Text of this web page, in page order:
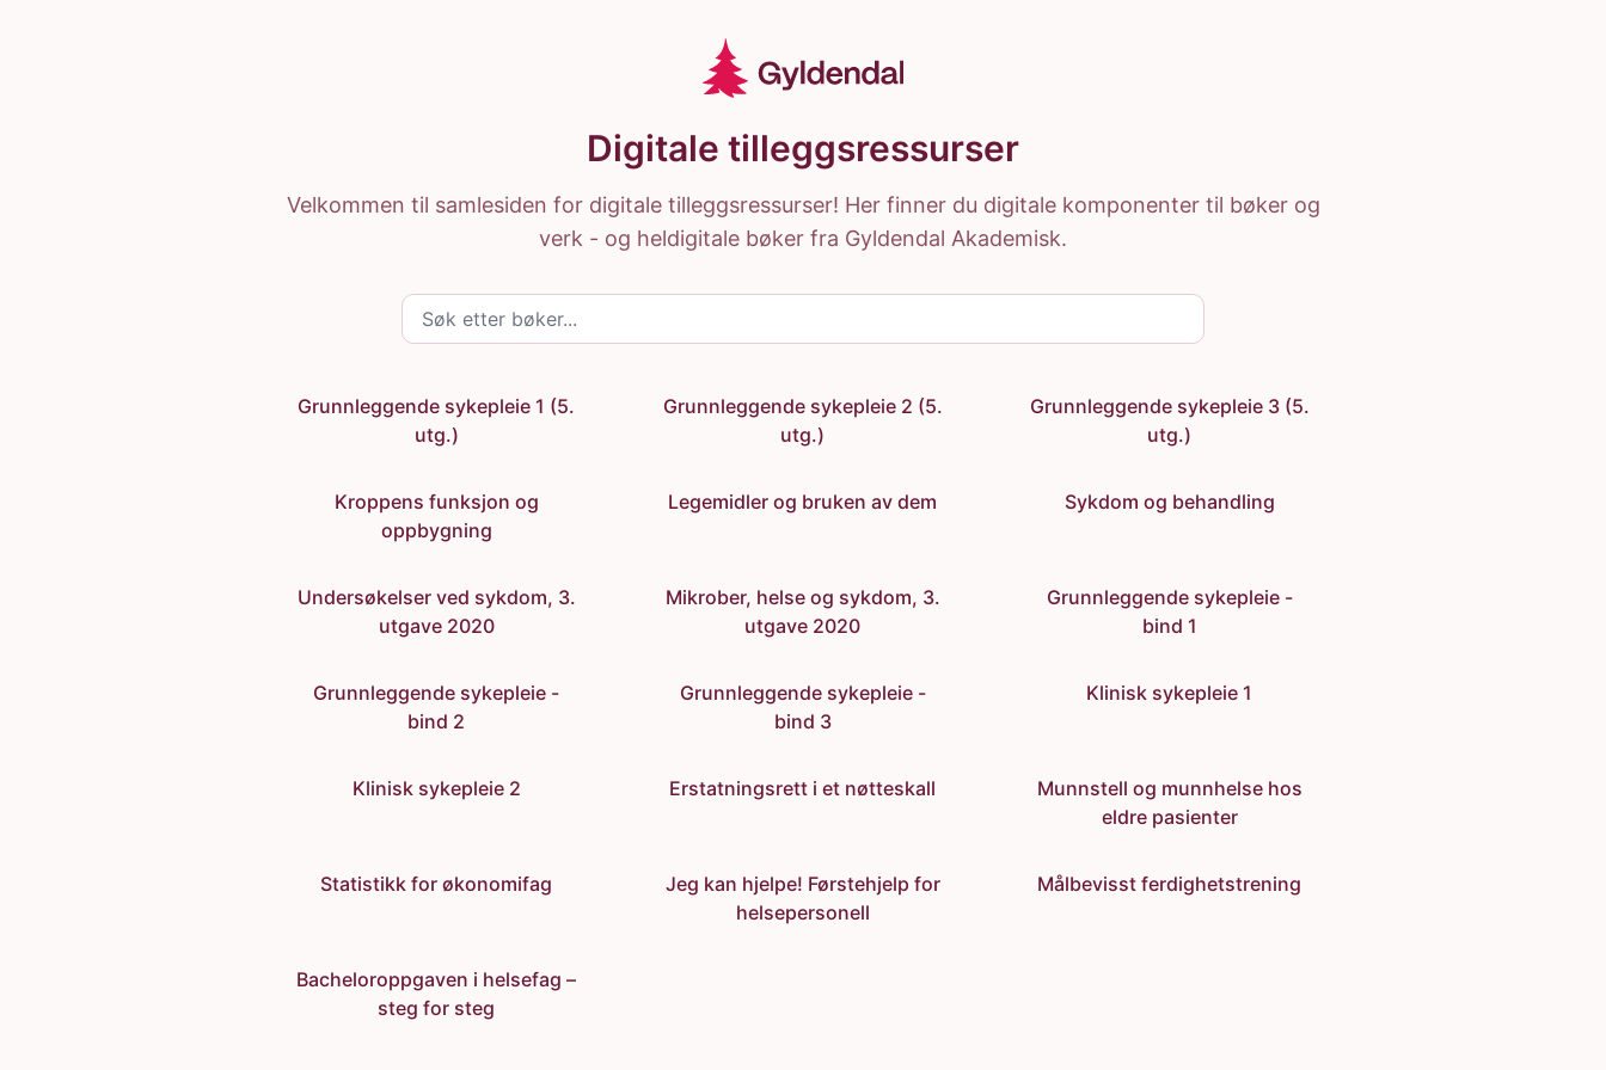
Digitale tilleggsressurser
Velkommen til samlesiden for digitale tilleggsressurser! Her finner du digitale komponenter til bøker og
verk - og heldigitale bøker fra Gyldendal Akademisk.
Søk etter bøker
Grunnleggende sykepleie 1 (5.
utg.)
Grunnleggende sykepleie 2 (5.
utg.)
Grunnleggende sykepleie 3 (5.
utg.)
Kroppens funksjon og
oppbygning
Legemidler og bruken av dem Sykdom og behandling
Undersøkelser ved sykdom, 3.
utgave 2020
Mikrober, helse og sykdom, 3.
utgave 2020
Grunnleggende sykepleie -
bind 1
Grunnleggende sykepleie -
bind 2
Grunnleggende sykepleie -
bind 3
Klinisk sykepleie 1
Klinisk sykepleie 2 Erstatningsrett i et nøtteskall
Munnstell og munnhelse hos
eldre pasienter
Statistikk for økonomifag
Jeg kan hjelpe! Førstehjelp for
helsepersonell
Målbevisst ferdighetstrening
Bacheloroppgaven i helsefag –
steg for steg